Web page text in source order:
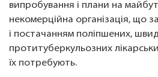
випробування і плани на
некомерційна організація, що
і постачанням поліпшених,
протитуберкульозних
їх потребують.